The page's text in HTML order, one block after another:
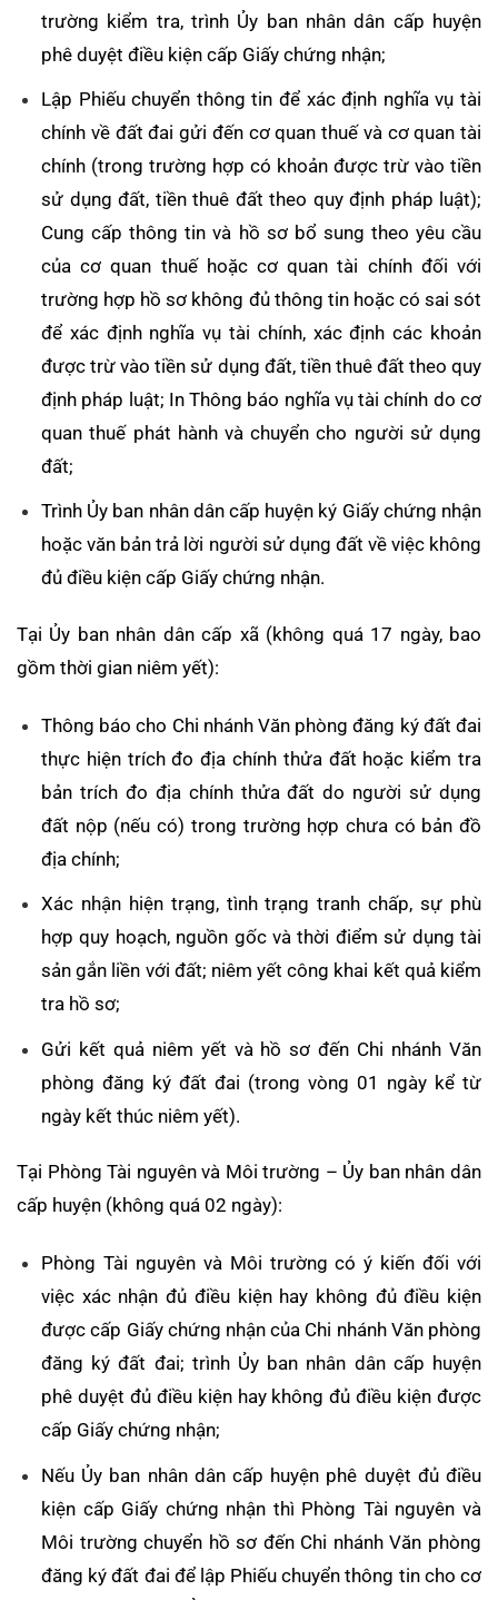
trường kiểm tra, trình Ủy ban nhân dân cấp huyện
phê duyệt điều kiện cấp Giấy chứng nhận;
Lập Phiếu chuyển thông tin để xác định nghĩa vụ tài
chính về đất đai gửi đến cơ quan thuế và cơ quan tài
chính (trong trường hợp có khoản được trừ vào tiền
sử dụng đất, tiền thuê đất theo quy định pháp luật);
Cung cấp thông tin và hồ sơ bổ sung theo yêu cầu
của cơ quan thuế hoặc cơ quan tài chính đối với
trường hợp hồ sơ không đủ thông tin hoặc có sai sót
để xác định nghĩa vụ tài chính, xác định các khoản
được trừ vào tiền sử dụng đất, tiền thuê đất theo quy
định pháp luật; In Thông báo nghĩa vụ tài chính do cơ
quan thuế phát hành và chuyển cho người sử dụng
đất;
Trình Ủy ban nhân dân cấp huyện ký Giấy chứng nhận
hoặc văn bản trả lời người sử dụng đất về việc không
đủ điều kiện cấp Giấy chứng nhận.
Tại Ủy ban nhân dân cấp xã (không quá 17 ngày, bao
gồm thời gian niêm yết):
Thông báo cho Chi nhánh Văn phòng đăng ký đất đai
thực hiện trích đo địa chính thửa đất hoặc kiểm tra
bản trích đo địa chính thửa đất do người sử dụng
đất nộp (nếu có) trong trường hợp chưa có bản đồ
địa chính;
Xác nhận hiện trạng, tình trạng tranh chấp, sự phù
hợp quy hoạch, nguồn gốc và thời điểm sử dụng tài
sản gắn liền với đất; niêm yết công khai kết quả kiểm
tra hồ sơ;
Gửi kết quả niêm yết và hồ sơ đến Chi nhánh Văn
phòng đăng ký đất đai (trong vòng 01 ngày kể từ
ngày kết thúc niêm yết).
Tại Phòng Tài nguyên và Môi trường – Ủy ban nhân dân
cấp huyện (không quá 02 ngày):
Phòng Tài nguyên và Môi trường có ý kiến đối với
việc xác nhận đủ điều kiện hay không đủ điều kiện
được cấp Giấy chứng nhận của Chi nhánh Văn phòng
đăng ký đất đai; trình Ủy ban nhân dân cấp huyện
phê duyệt đủ điều kiện hay không đủ điều kiện được
cấp Giấy chứng nhận;
Nếu Ủy ban nhân dân cấp huyện phê duyệt đủ điều
kiện cấp Giấy chứng nhận thì Phòng Tài nguyên và
Môi trường chuyển hồ sơ đến Chi nhánh Văn phòng
đăng ký đất đai để lập Phiếu chuyển thông tin cho cơ